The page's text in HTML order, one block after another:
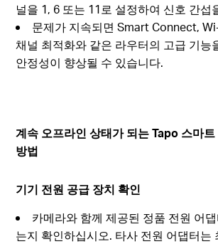
널을 1, 6 또는 11로 설정하여 신호 간섭
문제가 지속되면 Smart Connect,
채널 최적화와 같은 라우터의 고급 기능
안정성이 향상될 수 있습니다.
계속 오프라인 상태가 되는 Tapo 스마
방법
기기 전원 공급 장치 확인
카메라와 함께 제공된 정품 전원 어
는지 확인하십시오. 타사 전원 어댑터는